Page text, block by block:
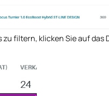
filtern, klicken Sie auf das